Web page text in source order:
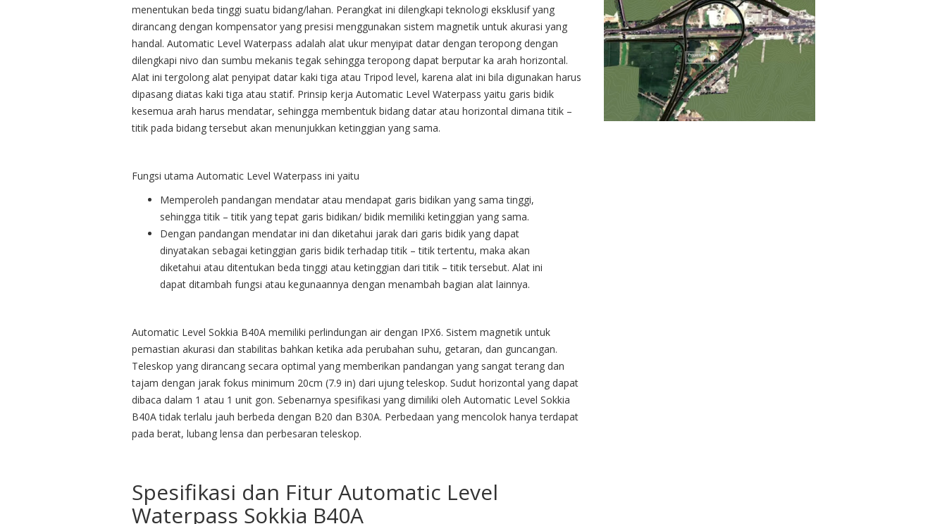
menentukan beda tinggi suatu bidang/lahan. Perangkat ini dilengkapi teknologi eksklusif yang
dirancang dengan kompensator yang presisi menggunakan sistem magnetik untuk akurasi yang
handal. Automatic Level Waterpass adalah alat ukur menyipat datar dengan teropong dengan
dilengkapi nivo dan sumbu mekanis tegak sehingga teropong dapat berputar ka arah horizontal.
Alat ini tergolong alat penyipat datar kaki tiga atau Tripod level, karena alat ini bila digunakan harus
dipasang diatas kaki tiga atau statif. Prinsip kerja Automatic Level Waterpass yaitu garis bidik
kesemua arah harus mendatar, sehingga membentuk bidang datar atau horizontal dimana titik –
titik pada bidang tersebut akan menunjukkan ketinggian yang sama.
Fungsi utama Automatic Level Waterpass ini yaitu
Memperoleh pandangan mendatar atau mendapat garis bidikan yang sama tinggi,
sehingga titik – titik yang tepat garis bidikan/ bidik memiliki ketinggian yang sama.
Dengan pandangan mendatar ini dan diketahui jarak dari garis bidik yang dapat
dinyatakan sebagai ketinggian garis bidik terhadap titik – titik tertentu, maka akan
diketahui atau ditentukan beda tinggi atau ketinggian dari titik – titik tersebut. Alat ini
dapat ditambah fungsi atau kegunaannya dengan menambah bagian alat lainnya.
Automatic Level Sokkia B40A memiliki perlindungan air dengan IPX6. Sistem magnetik untuk
pemastian akurasi dan stabilitas bahkan ketika ada perubahan suhu, getaran, dan guncangan.
Teleskop yang dirancang secara optimal yang memberikan pandangan yang sangat terang dan
tajam dengan jarak fokus minimum 20cm (7.9 in) dari ujung teleskop. Sudut horizontal yang dapat
dibaca dalam 1 atau 1 unit gon. Sebenarnya spesifikasi yang dimiliki oleh Automatic Level Sokkia
B40A tidak terlalu jauh berbeda dengan B20 dan B30A. Perbedaan yang mencolok hanya terdapat
pada berat, lubang lensa dan perbesaran teleskop.
Spesifikasi dan Fitur Automatic Level
Waterpass Sokkia B40A